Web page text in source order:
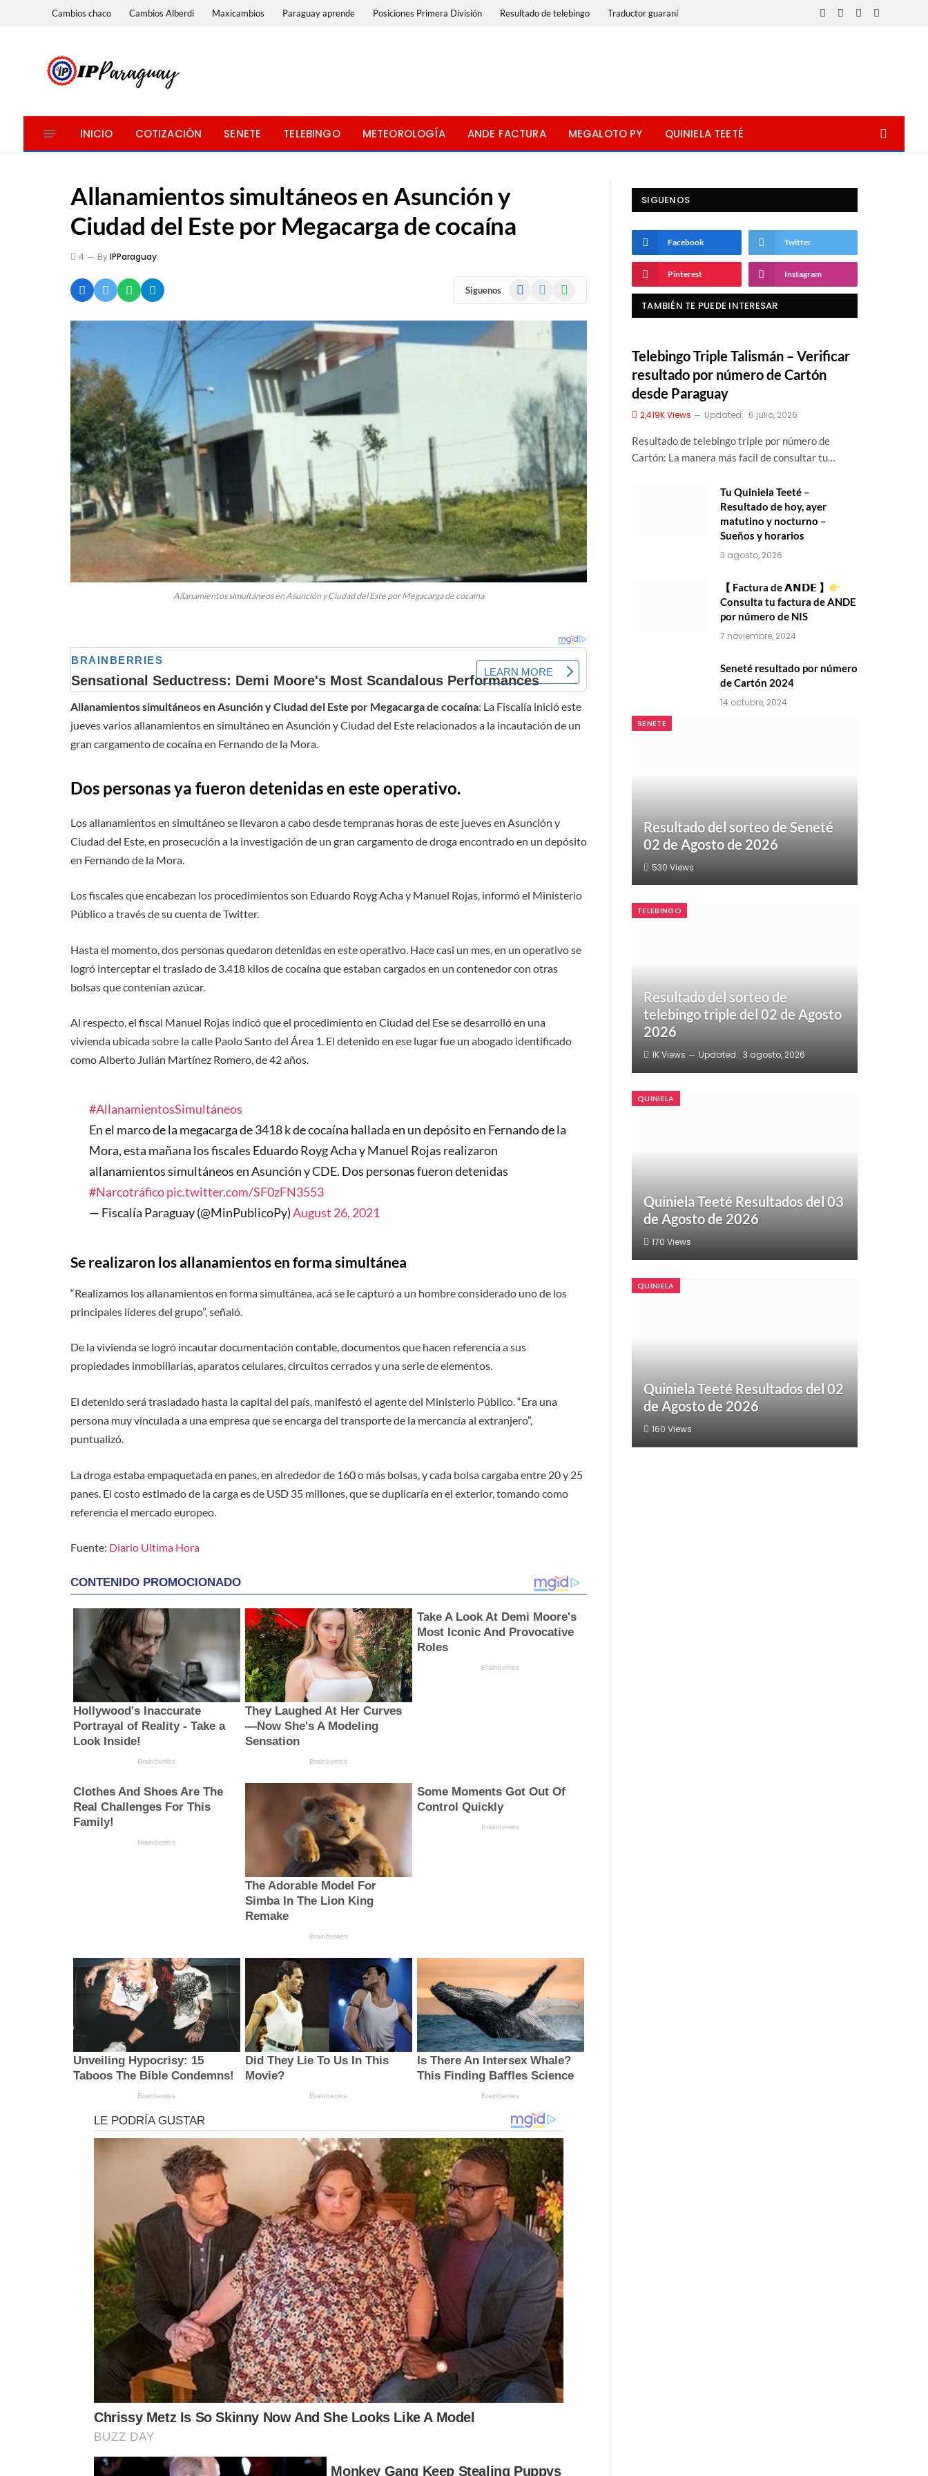
Cambios chaco Cambios Alberdi Maxicambios Paraguay aprende Posiciones Primera División Resultado de telebingo Traductor guaraní
Facebook
X
InstagramWhatsApp
INICIO COTIZACIÓN SENETE TELEBINGO METEOROLOGÍA ANDE FACTURA MEGALOTO PY QUINIELA TEETÉ
Allanamientos simultáneos en Asunción y
Ciudad del Este por Megacarga de cocaína
4 ByIPParaguay
Siguenos Facebook WhatsApp
Allanamientos simultáneos en Asunción y Ciudad del Este por Megacarga de cocaína
Allanamientos simultáneos en Asunción y Ciudad del Este por Megacarga de cocaína: La Fiscalía inició este
jueves varios allanamientos en simultáneo en Asunción y Ciudad del Este relacionados a la incautación de un
gran cargamento de cocaína en Fernando de la Mora.
Dos personas ya fueron detenidas en este operativo.
Los allanamientos en simultáneo se llevaron a cabo desde tempranas horas de este jueves en Asunción y
Ciudad del Este, en prosecución a la investigación de un gran cargamento de droga encontrado en un depósito
en Fernando de la Mora.
Los fiscales que encabezan los procedimientos son Eduardo Royg Acha y Manuel Rojas, informó el Ministerio
Público a través de su cuenta de Twitter.
Hasta el momento, dos personas quedaron detenidas en este operativo. Hace casi un mes, en un operativo se
logró interceptar el traslado de 3.418 kilos de cocaína que estaban cargados en un contenedor con otras
bolsas que contenían azúcar.
Al respecto, el fiscal Manuel Rojas indicó que el procedimiento en Ciudad del Ese se desarrolló en una
vivienda ubicada sobre la calle Paolo Santo del Área 1. El detenido en ese lugar fue un abogado identificado
como Alberto Julián Martínez Romero, de 42 años.
#AllanamientosSimultáneos
En el marco de la megacarga de 3418 k de cocaína hallada en un depósito en Fernando de la
Mora, esta mañana los fiscales Eduardo Royg Acha y Manuel Rojas realizaron
allanamientos simultáneos en Asunción y CDE. Dos personas fueron detenidas
#Narcotráficopic.twitter.com/SF0zFN3553
— Fiscalía Paraguay (@MinPublicoPy)August 26, 2021
Se realizaron los allanamientos en forma simultánea
“Realizamos los allanamientos en forma simultánea, acá se le capturó a un hombre considerado uno de los
principales líderes del grupo”, señaló.
De la vivienda se logró incautar documentación contable, documentos que hacen referencia a sus
propiedades inmobiliarias, aparatos celulares, circuitos cerrados y una serie de elementos.
El detenido será trasladado hasta la capital del país, manifestó el agente del Ministerio Público. “Era una
persona muy vinculada a una empresa que se encarga del transporte de la mercancía al extranjero”,
puntualizó.
La droga estaba empaquetada en panes, en alrededor de 160 o más bolsas, y cada bolsa cargaba entre 20 y 25
panes. El costo estimado de la carga es de USD 35 millones, que se duplicaría en el exterior, tomando como
referencia el mercado europeo.
Fuente: Diario Ultima Hora
SIGUENOS
Facebook Twitter
Pinterest Instagram
TAMBIÉN TE PUEDE INTERESAR
Telebingo Triple Talismán – Verificar
resultado por número de Cartón
desde Paraguay
2,419KViews Updated: 6 julio, 2026
Resultado de telebingo triple por número de
Cartón: La manera más facil de consultar tu…
Tu Quiniela Teeté –
Resultado de hoy, ayer
matutino y nocturno –
Sueños y horarios
3 agosto, 2026
【 Factura de 𝗔𝗡𝗗𝗘 】
Consulta tu factura de ANDE
por número de NIS
7 noviembre, 2024
Seneté resultado por número
de Cartón 2024
14 octubre, 2024
SENETE
Resultado del sorteo de Seneté
02 de Agosto de 2026
530 Views
TELEBINGO
Resultado del sorteo de
telebingo triple del 02 de Agosto
2026
1KViews Updated: 3 agosto, 2026
QUINIELA
Quiniela Teeté Resultados del 03
de Agosto de 2026
170 Views
QUINIELA
Quiniela Teeté Resultados del 02
de Agosto de 2026
160 Views